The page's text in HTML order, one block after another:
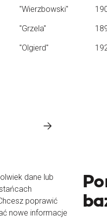
"Wierzbowski"
"Grzela"
"Olgierd"
dane lub
poprawić
nowe informacje